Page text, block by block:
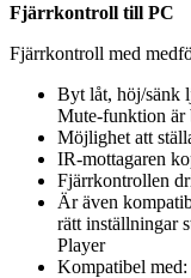
Fjärrkontroll till PC
Fjärrkontroll med
Byt låt, höj/sänk
Mute-funktion är
Möjlighet att
IR-mottagaren
Fjärrkontrollen
Är även
rätt inställningar
Player
Kompatibel